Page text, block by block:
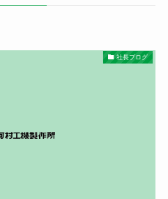
社長ブログ